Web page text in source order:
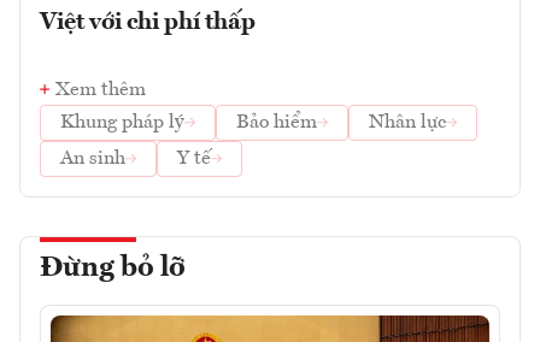
Việt với chi phí thấp
Xem thêm
Khung pháp lý
Bảo hiểm
Nhân lực
An sinh
Y tế
Đừng bỏ lỡ